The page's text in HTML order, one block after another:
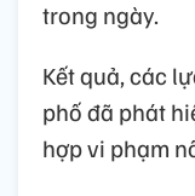
trong ngày.
Kết quả, các
phố đã phát
hợp vi phạm